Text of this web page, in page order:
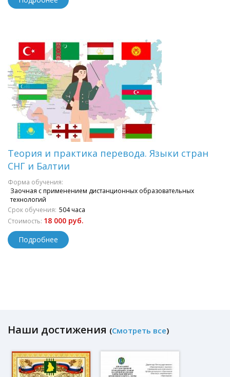
Теория и практика перевода. Языки стран
СНГ и Балтии
Форма обучения:
Заочная с применением дистанционных образовательных
технологий
Срок обучения: 504 часа
Стоимость: 18 000 руб.
Подробнее
Наши достижения (Смотреть все)